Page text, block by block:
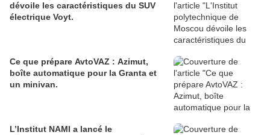
dévoile les caractéristiques du SUV
électrique Voyt.
Ce que prépare AvtoVAZ : Azimut,
boîte automatique pour la Granta et
un minivan.
L’Institut NAMI a lancé le